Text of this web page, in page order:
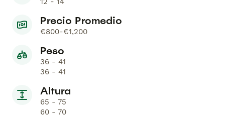
Precio Promedio
€800-€1,200
Peso
36 - 41
36 - 41
Altura
65 - 75
60 - 70